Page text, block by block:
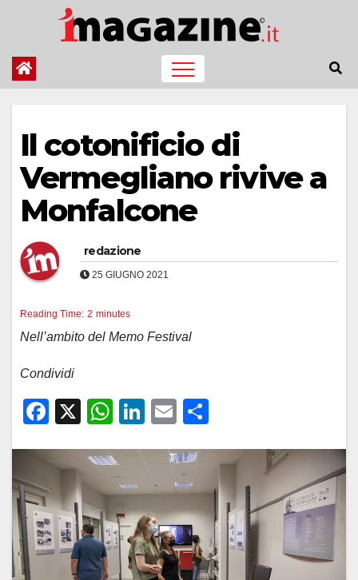
contenuto
Il cotonificio di
Vermegliano rivive a
Monfalcone
redazione
25 GIUGNO 2021
Reading Time: 2 minutes
Nell’ambito del Memo Festival
Condividi
F
c
e
b
o
X
W
at
s
A
p
p
Li
k
e
dI
n
E
ail
n
di
vi
di